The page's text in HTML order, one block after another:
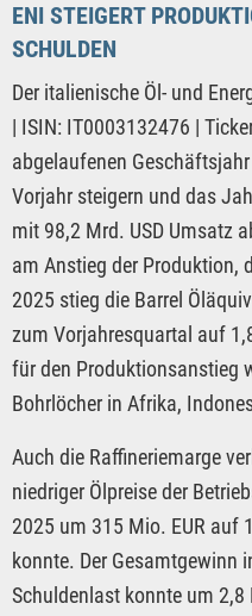
ENI STEIGERT
SCHULDEN
Der italienische Öl- und
| ISIN: IT0003132476 |
abgelaufenen
Vorjahr steigern und das
mit 98,2 Mrd. USD Umsatz
am Anstieg der Produktion,
2025 stieg die Barrel
zum Vorjahresquartal auf
für den Produktionsanstieg
Bohrlöcher in Afrika,
Auch die Raffineriemarge
niedriger Ölpreise der
2025 um 315 Mio. EUR auf
konnte. Der Gesamtgewinn
Schuldenlast konnte um 2,8